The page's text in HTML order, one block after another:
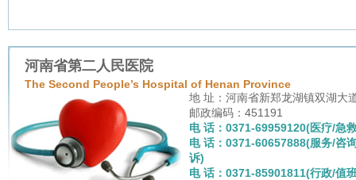
河南省第二人民医院
The Second People’s Hospital of Henan Province
地 址：河南省新郑龙湖镇双湖大
邮政编码：451191
电 话：0371-69959120(医疗/急
电 话：0371-60657888(服务/咨
诉)
电 话：0371-85901811(行政/值